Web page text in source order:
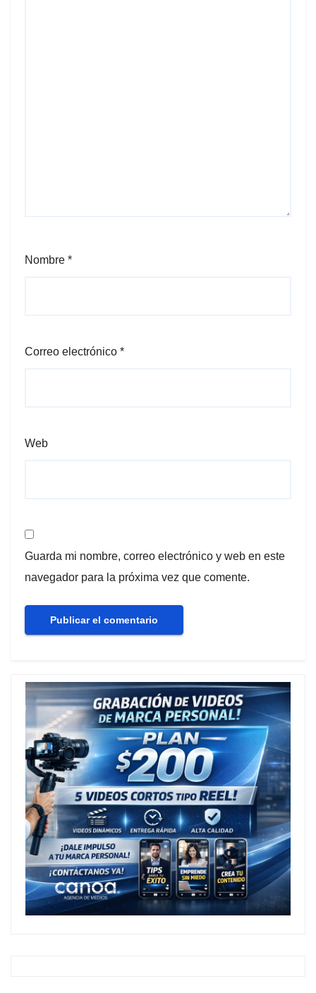
Nombre *
Correo electrónico *
Web
Guarda mi nombre, correo electrónico y web en este
navegador para la próxima vez que comente.